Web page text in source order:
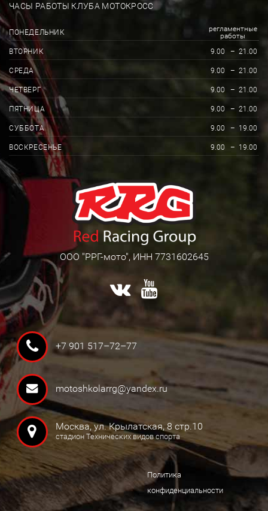
ЧАСЫ РАБОТЫ КЛУБА МОТОКРОСС
ПОНЕДЕЛЬНИК
регламентные
работы
ВТОРНИК
9.00 – 21.00
СРЕДА 9.00 – 21.00
ЧЕТВЕРГ 9.00 – 21.00
ПЯТНИЦА 9.00 – 21.00
СУББОТА 9.00 – 19.00
ВОСКРЕСЕНЬЕ 9.00 – 19.00
ООО "РРГ-мото", ИНН 7731602645
+7 901 517–72–77
motoshkolarrg@yandex.ru
Москва, ул. Крылатская, 8 стр.10
стадион Технических видов спорта
Политика
конфиденциальности